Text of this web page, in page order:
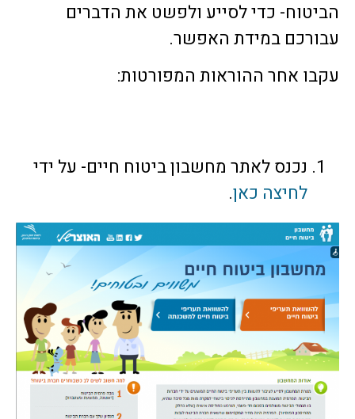
הביטוח- כדי לסייע ולפשט את הדברים
עבורכם במידת האפשר.
עקבו אחר ההוראות המפורטות:
נכנס לאתר מחשבון ביטוח חיים- על ידי
לחיצה כאן.